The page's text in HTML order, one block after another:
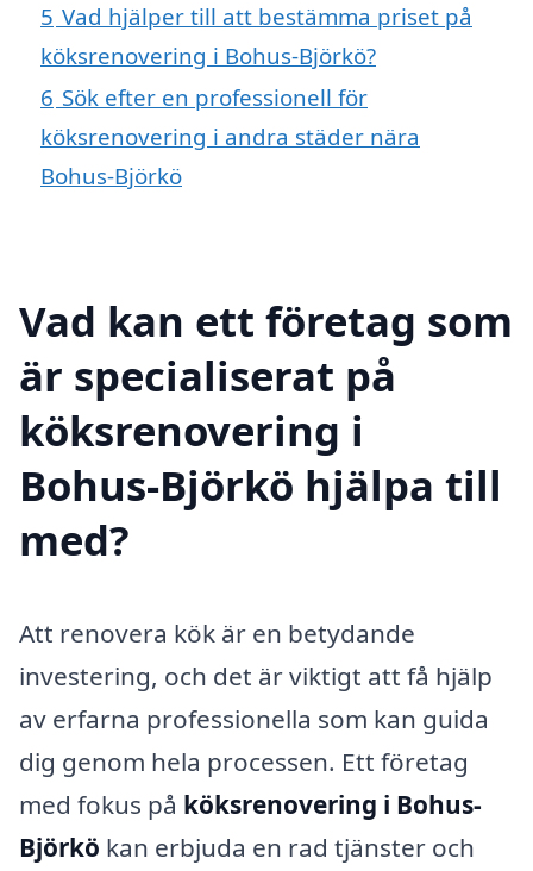
5 Vad hjälper till att bestämma priset på
köksrenovering i Bohus-Björkö?
6 Sök efter en professionell för
köksrenovering i andra städer nära
Bohus-Björkö
Vad kan ett företag som
är specialiserat på
köksrenovering i
Bohus-Björkö hjälpa till
med?
Att renovera kök är en betydande
investering, och det är viktigt att få hjälp
av erfarna professionella som kan guida
dig genom hela processen. Ett företag
med fokus på köksrenovering i Bohus-
Björkö kan erbjuda en rad tjänster och